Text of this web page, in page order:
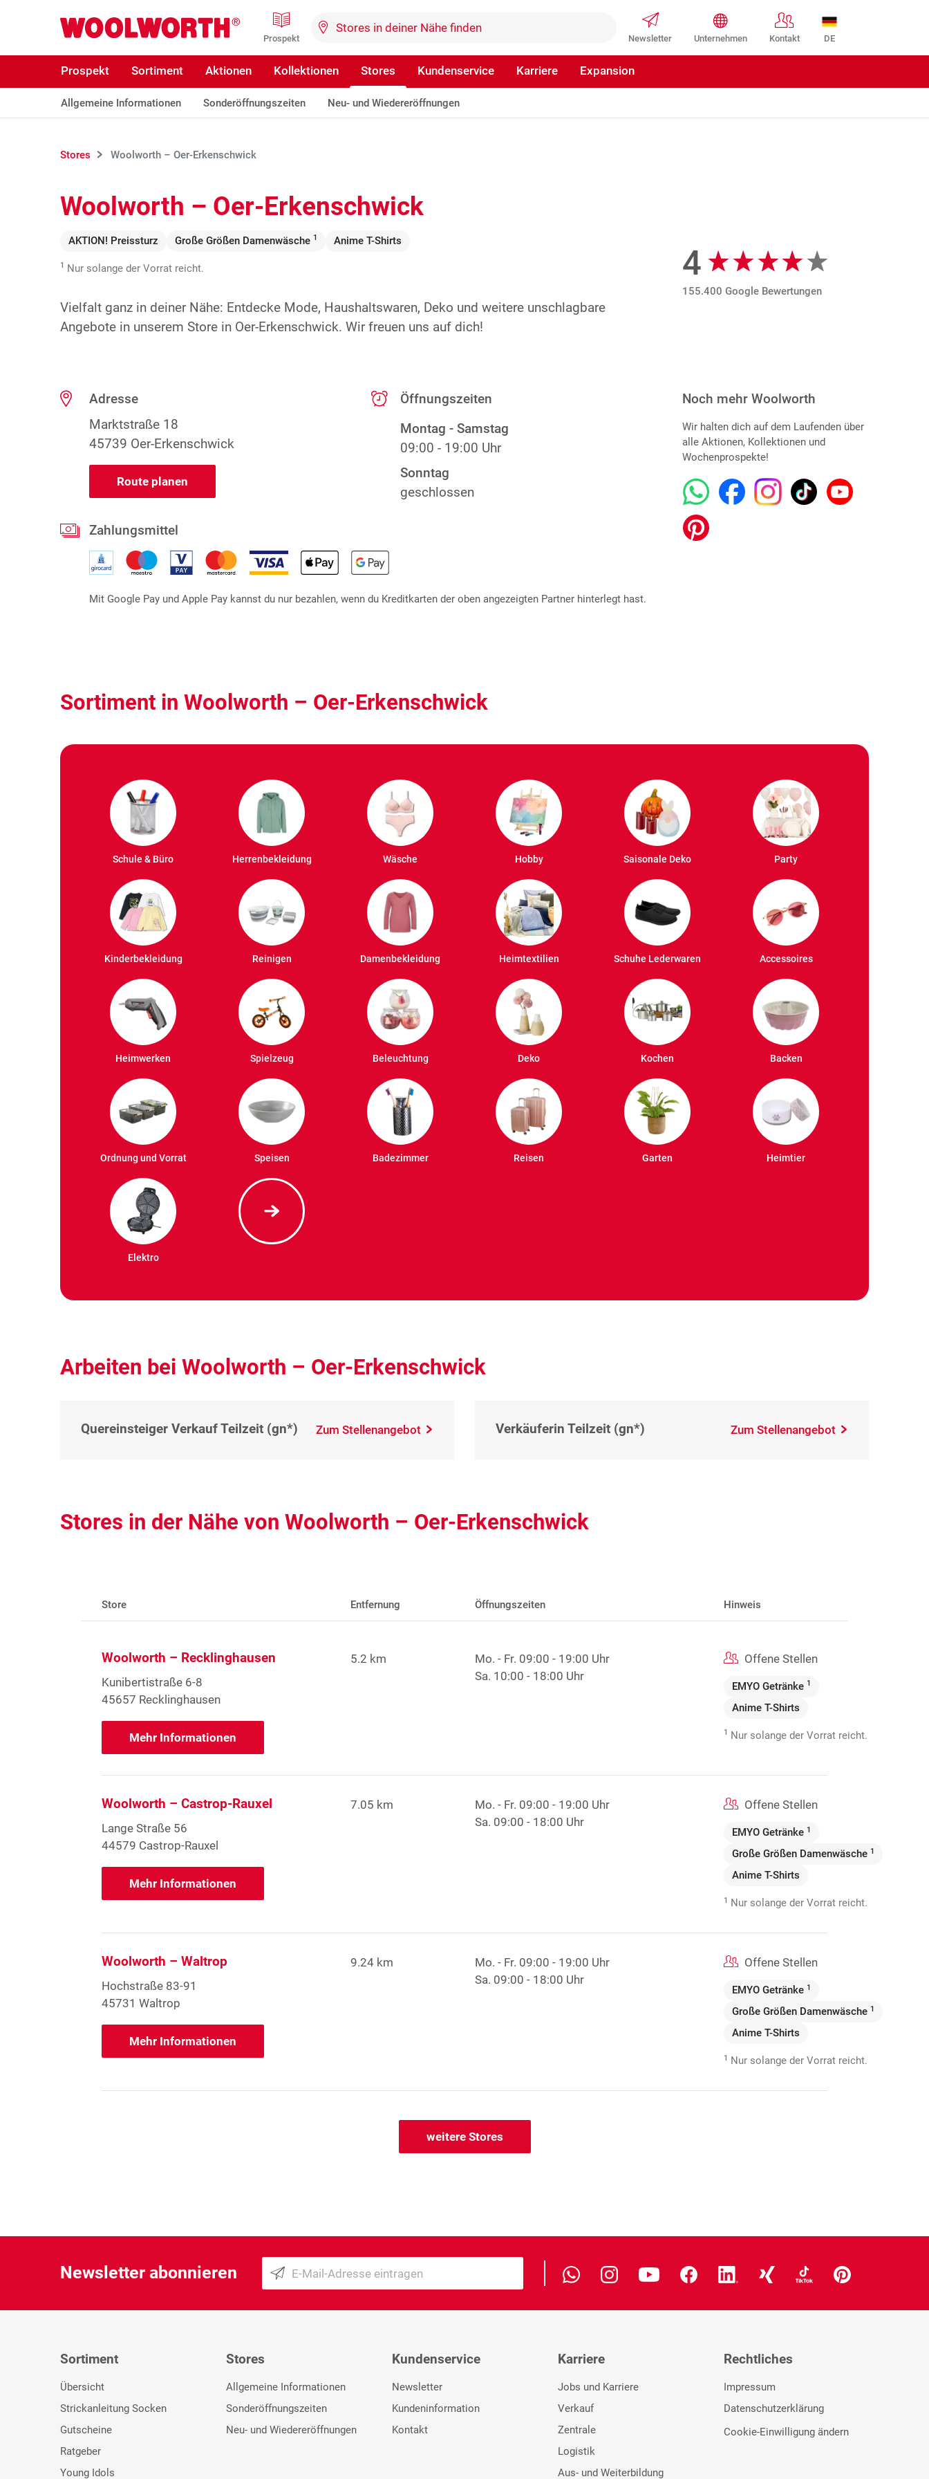
Woolworth GmbH DE
Prospekt Newsletter Unternehmen Kontakt
Prospekt Sortiment Aktionen Kollektionen Stores Kundenservice Karriere Expansion
Allgemeine Informationen Sonderöffnungszeiten Neu- und Wiedereröffnungen
Stores Woolworth – Oer-Erkenschwick
Woolworth – Oer-Erkenschwick
AKTION! Preissturz Große Größen Damenwäsche 1 Anime T-Shirts
1 Nur solange der Vorrat reicht.
Vielfalt ganz in deiner Nähe: Entdecke Mode, Haushaltswaren, Deko und weitere unschlagbare
Angebote in unserem Store in Oer-Erkenschwick. Wir freuen uns auf dich!
Google Bewertungen
4
155.400 Google Bewertungen
Adresse
Marktstraße 18
45739 Oer-Erkenschwick
Route planen
Öffnungszeiten
Montag - Samstag
09:00 - 19:00 Uhr
Sonntag
geschlossen
Zahlungsmittel
Mit Google Pay und Apple Pay kannst du nur bezahlen, wenn du Kreditkarten der oben angezeigten Partner hinterlegt hast.
Noch mehr Woolworth
Wir halten dich auf dem Laufenden über
alle Aktionen, Kollektionen und
Wochenprospekte!
Sortiment in Woolworth – Oer-Erkenschwick
Schule & Büro Herrenbekleidung Wäsche Hobby Saisonale Deko Party
Kinderbekleidung Reinigen Damenbekleidung Heimtextilien Schuhe Lederwaren Accessoires
Heimwerken Spielzeug Beleuchtung Deko Kochen Backen
Ordnung und Vorrat Speisen Badezimmer Reisen Garten Heimtier
Elektro
Arbeiten bei Woolworth – Oer-Erkenschwick
Quereinsteiger Verkauf Teilzeit (gn*) Zum Stellenangebot Verkäuferin Teilzeit (gn*) Zum Stellenangebot
Stores in der Nähe von Woolworth – Oer-Erkenschwick
Store Entfernung Öffnungszeiten Hinweis
Woolworth – Recklinghausen
Kunibertistraße 6-8
45657 Recklinghausen
Mehr Informationen
5.2 km Mo. - Fr. 09:00 - 19:00 Uhr
Sa. 10:00 - 18:00 Uhr
Offene Stellen
EMYO Getränke 1
Anime T-Shirts
1 Nur solange der Vorrat reicht.
Woolworth – Castrop-Rauxel
Lange Straße 56
44579 Castrop-Rauxel
Mehr Informationen
7.05 km Mo. - Fr. 09:00 - 19:00 Uhr
Sa. 09:00 - 18:00 Uhr
Offene Stellen
EMYO Getränke 1
Große Größen Damenwäsche 1
Anime T-Shirts
1 Nur solange der Vorrat reicht.
Woolworth – Waltrop
Hochstraße 83-91
45731 Waltrop
Mehr Informationen
9.24 km Mo. - Fr. 09:00 - 19:00 Uhr
Sa. 09:00 - 18:00 Uhr
Offene Stellen
EMYO Getränke 1
Große Größen Damenwäsche 1
Anime T-Shirts
1 Nur solange der Vorrat reicht.
weitere Stores
Newsletter abonnieren
Sortiment
Übersicht
Strickanleitung Socken
Gutscheine
Ratgeber
Young Idols
Stores
Allgemeine Informationen
Sonderöffnungszeiten
Neu- und Wiedereröffnungen
Kundenservice
Newsletter
Kundeninformation
Kontakt
Karriere
Jobs und Karriere
Verkauf
Zentrale
Logistik
Aus- und Weiterbildung
Rechtliches
Impressum
Datenschutzerklärung
Cookie-Einwilligung ändern